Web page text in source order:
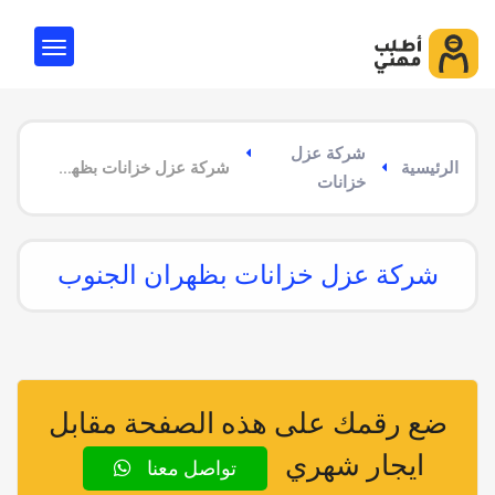
الرئيسية
شركة عزل
خزانات
شركة عزل خزانات بظهران الجنوب
شركة عزل خزانات بظهران الجنوب
ضع رقمك على هذه الصفحة مقابل
ايجار شهري
تواصل معنا